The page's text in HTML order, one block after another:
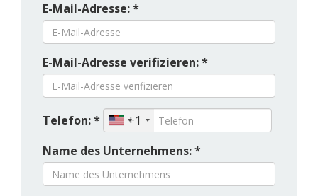
E-Mail-Adresse: *
E-Mail-Adresse verifizieren: *
Telefon: *
+1
Name des Unternehmens: *